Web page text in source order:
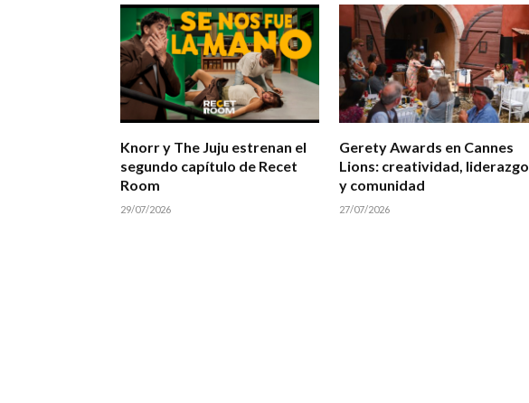
Knorr y The Juju estrenan el
segundo capítulo de Recet
Room
29/07/2026
Gerety Awards en Cannes
Lions: creatividad, liderazgo
y comunidad
27/07/2026